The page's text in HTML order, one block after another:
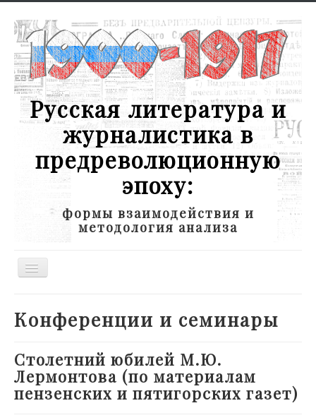
Русская литература и
журналистика в
предреволюционную
эпоху:
формы взаимодействия и
методология анализа
Toggle
О проекте
Приглашенные эксперты
Научная работа
Конференции и семинары
Столетний юбилей М.Ю.
Лермонтова (по материалам
пензенских и пятигорских газет)